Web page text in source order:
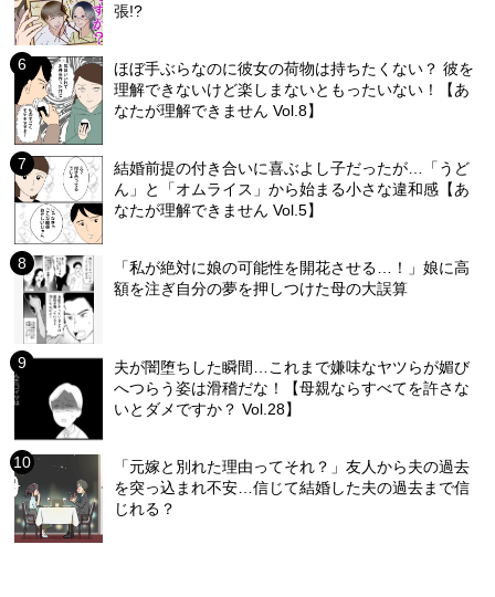
張!?
ほぼ手ぶらなのに彼女の荷物は持ちたくない？ 彼を
理解できないけど楽しまないともったいない！【あ
なたが理解できません Vol.8】
結婚前提の付き合いに喜ぶよし子だったが…「うど
ん」と「オムライス」から始まる小さな違和感【あ
なたが理解できません Vol.5】
「私が絶対に娘の可能性を開花させる…！」娘に高
額を注ぎ自分の夢を押しつけた母の大誤算
夫が闇堕ちした瞬間…これまで嫌味なヤツらが媚び
へつらう姿は滑稽だな！【母親ならすべてを許さな
いとダメですか？ Vol.28】
「元嫁と別れた理由ってそれ？」友人から夫の過去
を突っ込まれ不安…信じて結婚した夫の過去まで信
じれる？